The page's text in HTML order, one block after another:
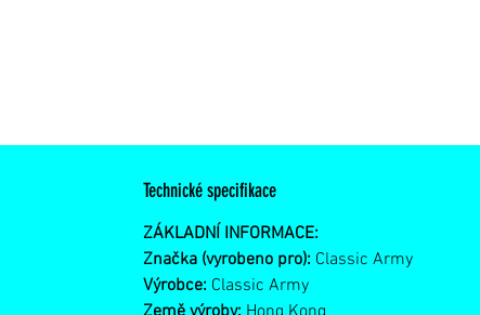
Technické specifikace
ZÁKLADNÍ INFORMACE:
Značka (vyrobeno pro): Classic Army
Výrobce: Classic Army